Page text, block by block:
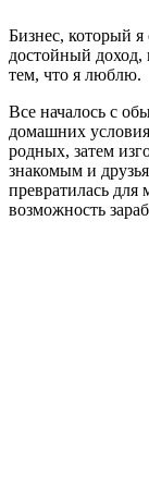
Бизнес, который я
достойный доход,
тем, что я люблю.
Все началось с
домашних
родных, затем
знакомым и
превратилась
возможность